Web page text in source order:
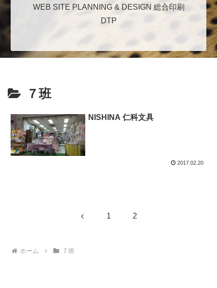
WEB SITE PLANNING & DESIGN 総合印刷
DTP
７班
NISHINA 仁科文具
2017.02.20
前 1 2
ホーム ７班